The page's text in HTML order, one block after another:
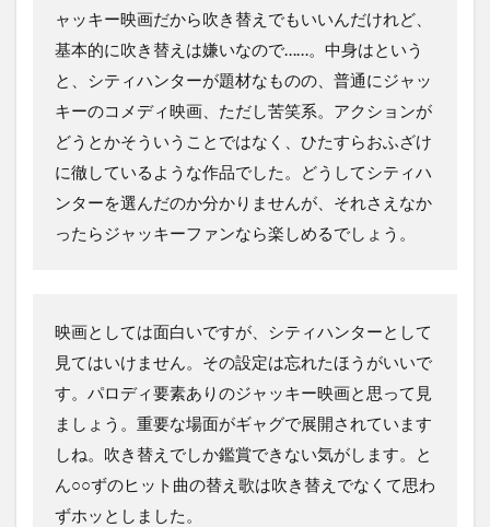
ャッキー映画だから吹き替えでもいいんだけれど、
基本的に吹き替えは嫌いなので……。中身はという
と、シティハンターが題材なものの、普通にジャッ
キーのコメディ映画、ただし苦笑系。アクションが
どうとかそういうことではなく、ひたすらおふざけ
に徹しているような作品でした。どうしてシティハ
ンターを選んだのか分かりませんが、それさえなか
ったらジャッキーファンなら楽しめるでしょう。
映画としては面白いですが、シティハンターとして
見てはいけません。その設定は忘れたほうがいいで
す。パロディ要素ありのジャッキー映画と思って見
ましょう。重要な場面がギャグで展開されています
しね。吹き替えでしか鑑賞できない気がします。と
ん○○ずのヒット曲の替え歌は吹き替えでなくて思わ
ずホッとしました。